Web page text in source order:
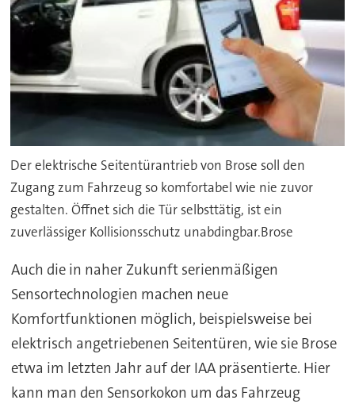
Der elektrische Seitentürantrieb von Brose soll den
Zugang zum Fahrzeug so komfortabel wie nie zuvor
gestalten. Öffnet sich die Tür selbsttätig, ist ein
zuverlässiger Kollisionsschutz unabdingbar.Brose
Auch die in naher Zukunft serienmäßigen
Sensortechnologien machen neue
Komfortfunktionen möglich, beispielsweise bei
elektrisch angetriebenen Seitentüren, wie sie Brose
etwa im letzten Jahr auf der IAA präsentierte. Hier
kann man den Sensorkokon um das Fahrzeug